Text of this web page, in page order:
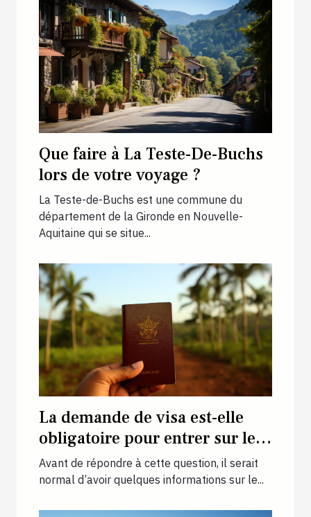
Que faire à La Teste-De-Buchs
lors de votre voyage ?
La Teste-de-Buchs est une commune du
département de la Gironde en Nouvelle-
Aquitaine qui se situe...
La demande de visa est-elle
obligatoire pour entrer sur le
territoire togolais ?
Avant de répondre à cette question, il serait
normal d’avoir quelques informations sur le...